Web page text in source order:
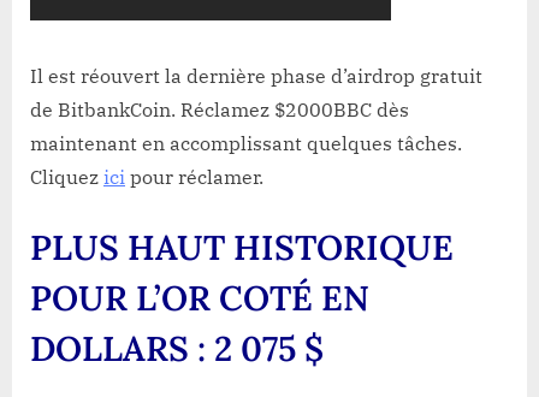
Il est réouvert la dernière phase d’airdrop gratuit
de BitbankCoin. Réclamez $2000BBC dès
maintenant en accomplissant quelques tâches.
Cliquez ici pour réclamer.
PLUS HAUT HISTORIQUE
POUR L’OR COTÉ EN
DOLLARS : 2 075 $